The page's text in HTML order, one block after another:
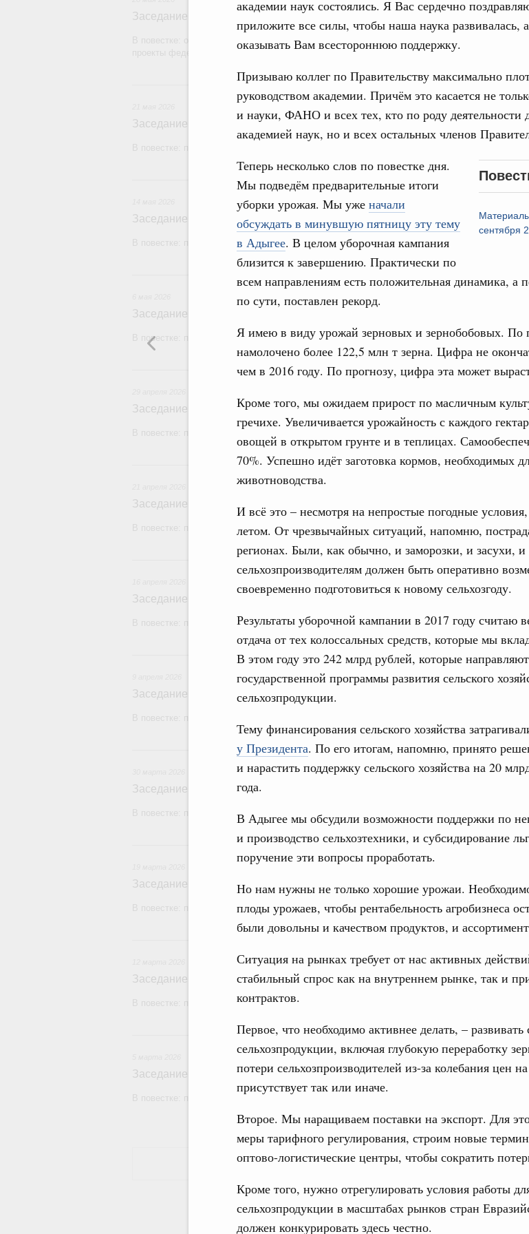
академии наук состоялись. Я Вас сердечно
приложите все силы, чтобы наша наука развивалась,
оказывать Вам всестороннюю поддержку.
Призываю коллег по Правительству максимально
руководством академии. Причём это касается не
и науки, ФАНО и всех тех, кто по роду деятельности
академией наук, но и всех остальных членов
сентября
Теперь несколько слов по повестке дня.
Мы подведём предварительные итоги
уборки урожая. Мы уже начали
обсуждать в минувшую пятницу эту тему
в Адыгее. В целом уборочная кампания
близится к завершению. Практически по
всем направлениям есть положительная динамика, а
по сути, поставлен рекорд.
Я имею в виду урожай зерновых и зернобобовых. По
намолочено более 122,5 млн т зерна. Цифра не
чем в 2016 году. По прогнозу, цифра эта может
Кроме того, мы ожидаем прирост по масличным
гречихе. Увеличивается урожайность с каждого
овощей в открытом грунте и в теплицах.
70%. Успешно идёт заготовка кормов, необходимых
животноводства.
И всё это – несмотря на непростые погодные
летом. От чрезвычайных ситуаций, напомню,
регионах. Были, как обычно, и заморозки, и засухи,
сельхозпроизводителям должен быть оперативно
своевременно подготовиться к новому сельхозгоду.
Результаты уборочной кампании в 2017 году считаю
отдача от тех колоссальных средств, которые мы
В этом году это 242 млрд рублей, которые
государственной программы развития сельского
сельхозпродукции.
Тему финансирования сельского хозяйства
у Президента. По его итогам, напомню, принято
и нарастить поддержку сельского хозяйства на 20
года.
В Адыгее мы обсудили возможности поддержки по
и производство сельхозтехники, и субсидирование
поручение эти вопросы проработать.
Но нам нужны не только хорошие урожаи.
плоды урожаев, чтобы рентабельность агробизнеса
были довольны и качеством продуктов, и
Ситуация на рынках требует от нас активных
стабильный спрос как на внутреннем рынке, так и
контрактов.
Первое, что необходимо активнее делать, – развивать
сельхозпродукции, включая глубокую переработку
потери сельхозпроизводителей из-за колебания цен
присутствует так или иначе.
Второе. Мы наращиваем поставки на экспорт. Для
меры тарифного регулирования, строим новые
оптово-логистические центры, чтобы сократить
Кроме того, нужно отрегулировать условия работы
сельхозпродукции в масштабах рынков стран
должен конкурировать здесь честно.
Заседание Правительства (2026 год, №18)
В повестке: об исполнении бюджетов государственных внебюджетных фондов за 2025 год,
21 мая, четверг
Заседание Правительства (2026 год, №17)
14 мая, четверг
Заседание Правительства (2026 год, №16)
В повестке: проекты федеральных законов, бюджетные ассигнования.
Заседание Правительства (2026 год, №15)
В повестке: проекты федеральных законов, бюджетные ассигнования.
29 апреля, среда
Заседание Правительства (2026 год, №14)
21 апреля, вторник
Заседание Правительства (2026 год, №13)
В повестке: проекты федеральных законов.
16 апреля, четверг
Заседание Правительства (2026 год, №12)
В повестке: проекты федеральных законов.
9 апреля, четверг
Заседание Правительства (2026 год, №11)
30 марта, понедельник
Заседание Правительства (2026 год, №10)
В повестке: проекты федеральных законов, бюджетные ассигнования.
19 марта, четверг
Заседание Правительства (2026 год, №9)
В повестке: проекты федеральных законов.
Заседание Правительства (2026 год, №8)
В повестке: проекты федеральных законов, бюджетные ассигнования.
5 марта, четверг
Заседание Правительства (2026 год, №7)
Показать еще